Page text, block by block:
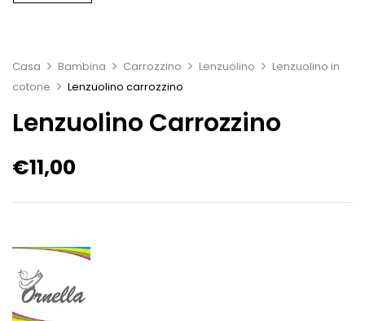
Casa Bambina Carrozzino Lenzuolino
Lenzuolino in
cotone
Lenzuolino carrozzino
Lenzuolino Carrozzino
€11,00